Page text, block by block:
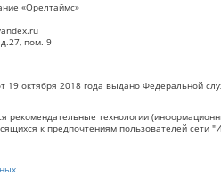
«Орелтаймс»
пом. 9
октября 2018 года выдано Федеральной
рекомендательные технологии
к предпочтениям пользователей сети